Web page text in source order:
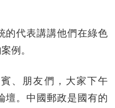
代表講講他們在綠色
例。
朋友們，大家下午
壇。中國郵政是國有的